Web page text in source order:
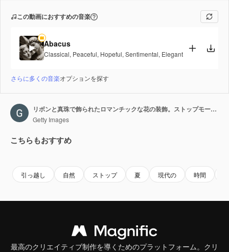
この動画におすすめの音楽
Abacus
Classical, Peaceful, Hopeful, Sentimental, Elegant
さらに多くの音楽オプションを探す
リボンと真珠で飾られたロマンチックな花の装飾。ストップモーション
Getty Images
こちらもおすすめ
引っ越し 自然 ストップ 夏 現代の 時間
最高のクリエイティブ制作を導くためのプラットフォーム。クリ